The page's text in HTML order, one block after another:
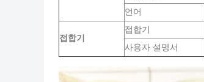
언어
접합기
접합기
사용자 설명서